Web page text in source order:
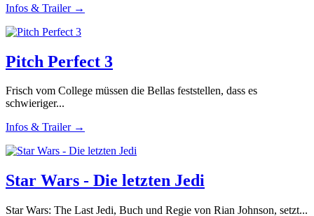
Infos & Trailer →
Pitch Perfect 3
Frisch vom College müssen die Bellas feststellen, dass es
schwieriger...
Infos & Trailer →
Star Wars - Die letzten Jedi
Star Wars: The Last Jedi, Buch und Regie von Rian Johnson, setzt...